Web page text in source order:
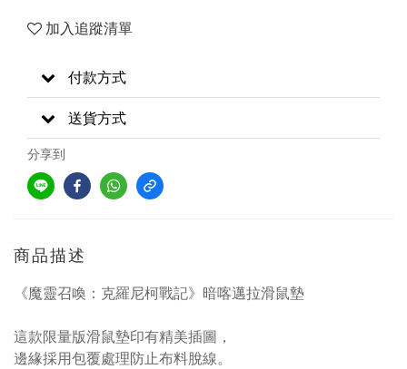
加入追蹤清單
付款方式
送貨方式
分享到
商品描述
《魔靈召喚：克羅尼柯戰記》暗喀邁拉滑鼠墊
這款限量版滑鼠墊印有精美插圖，
邊緣採用包覆處理防止布料脫線。